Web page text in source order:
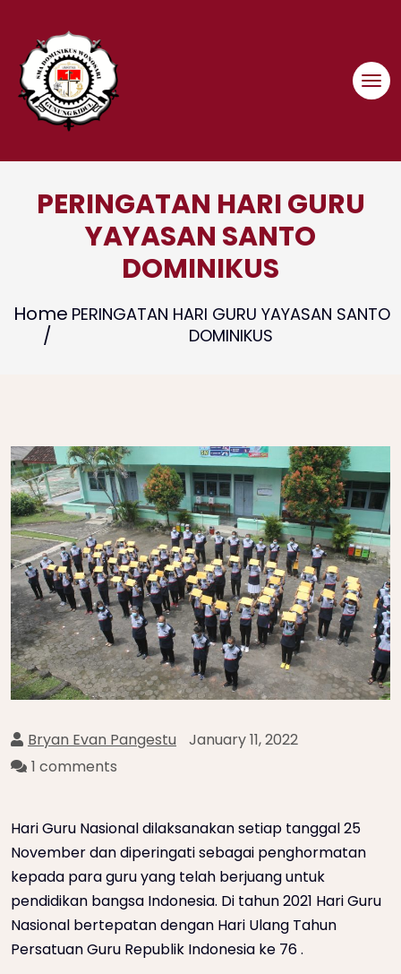
content
PERINGATAN HARI GURU
YAYASAN SANTO
DOMINIKUS
Home PERINGATAN HARI GURU YAYASAN SANTO
DOMINIKUS
Bryan Evan Pangestu
January 11, 2022
1 comments
Hari Guru Nasional dilaksanakan setiap tanggal 25
November dan diperingati sebagai penghormatan
kepada para guru yang telah berjuang untuk
pendidikan bangsa Indonesia. Di tahun 2021 Hari Guru
Nasional bertepatan dengan Hari Ulang Tahun
Persatuan Guru Republik Indonesia ke 76 .